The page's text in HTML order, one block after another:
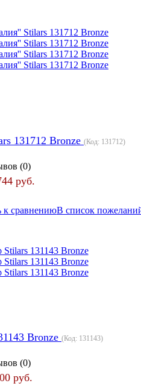
131712 Bronze (Код: 131712)
(0)
руб.
к сравнениюВ список
Bronze (Код: 131143)
(0)
руб.